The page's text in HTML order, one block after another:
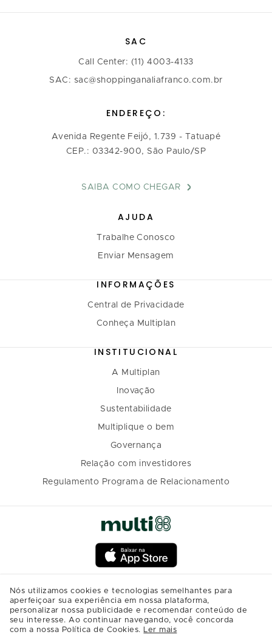
SAC
Call Center: (11) 4003-4133
SAC: sac@shoppinganaliafranco.com.br
ENDEREÇO:
Avenida Regente Feijó, 1.739 - Tatuapé
CEP.: 03342-900, São Paulo/SP
SAIBA COMO CHEGAR
AJUDA
Trabalhe Conosco
Enviar Mensagem
INFORMAÇÕES
Central de Privacidade
Conheça Multiplan
INSTITUCIONAL
A Multiplan
Inovação
Sustentabilidade
Multiplique o bem
Governança
Relação com investidores
Regulamento Programa de Relacionamento
Nós utilizamos cookies e tecnologias semelhantes para
aperfeiçoar sua experiência em nossa plataforma,
personalizar nossa publicidade e recomendar conteúdo de
seu interesse. Ao continuar navegando, você concorda
com a nossa Política de Cookies. Ler mais